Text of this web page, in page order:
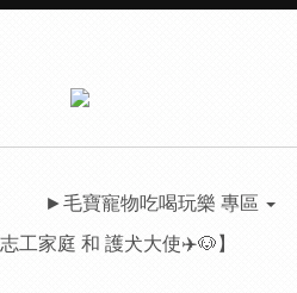
►毛寶寵物吃喝玩樂 專區
工家庭 和 護犬大使✈️🐶】